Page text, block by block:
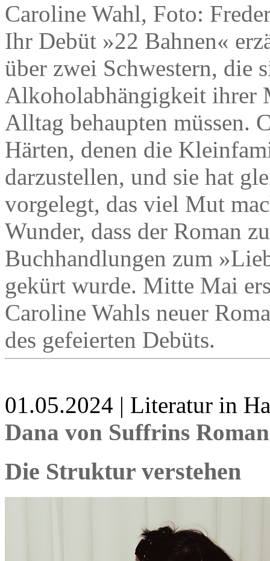
Caroline Wahl, Foto:
Ihr Debüt »22 Bahnen«
über zwei Schwestern, die
Alkoholabhängigkeit ihrer
Alltag behaupten müssen.
Härten, denen die
darzustellen, und sie hat
vorgelegt, das viel Mut
Wunder, dass der Roman
Buchhandlungen zum
gekürt wurde. Mitte Mai
Caroline Wahls neuer
des gefeierten Debüts.
01.05.2024 | Literatur in
Dana von Suffrins
Die Struktur verstehen